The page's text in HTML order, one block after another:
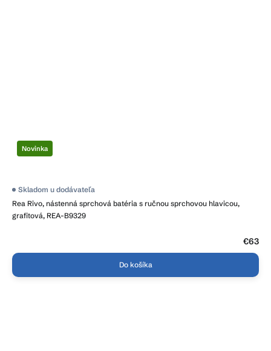
Novinka
Rea Rivo, nástenná sprchová batéria s ručnou sprchovou hlavicou,
grafitová, REA-B9329
Skladom u dodávateľa
€63
Do košíka